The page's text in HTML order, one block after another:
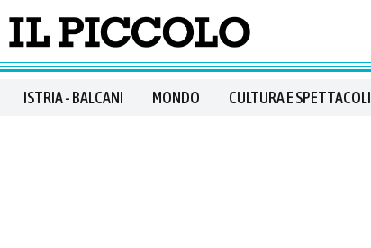
ISTRIA - BALCANI MONDO CULTURA E SPETTACOLI